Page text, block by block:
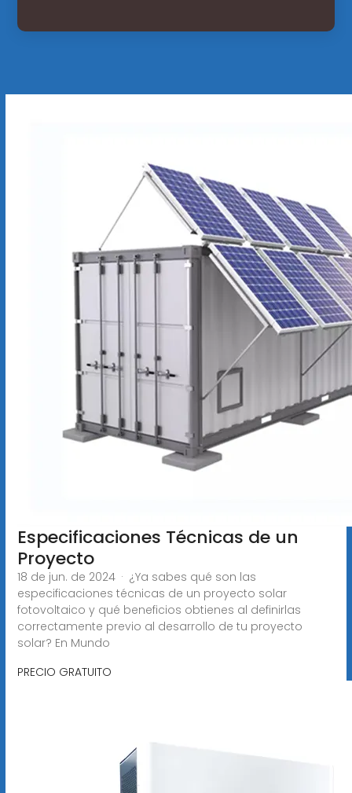
Especificaciones Técnicas de un
Proyecto
18 de jun. de 2024 · ¿Ya sabes qué son las
especificaciones técnicas de un proyecto solar
fotovoltaico y qué beneficios obtienes al definirlas
correctamente previo al desarrollo de tu proyecto
solar? En Mundo
PRECIO GRATUITO